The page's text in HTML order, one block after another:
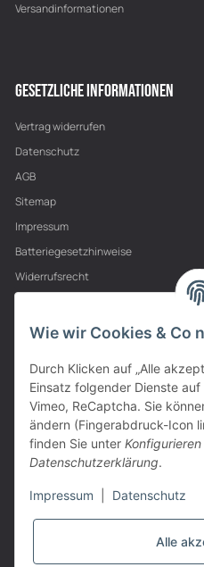
Versandinformationen
GESETZLICHE INFORMATIONEN
Vertrag widerrufen
Datenschutz
AGB
Sitemap
Impressum
Batteriegesetzhinweise
Widerrufsrecht
PARTNER
Wie wir Cookies & Co
Durch Klicken auf „Alle
Einsatz folgender Dienste auf
Vimeo, ReCaptcha. Sie
ändern (Fingerabdruck-Icon
finden Sie unter Konfigurieren
Datenschutzerklärung.
Impressum Datenschutz
Alle